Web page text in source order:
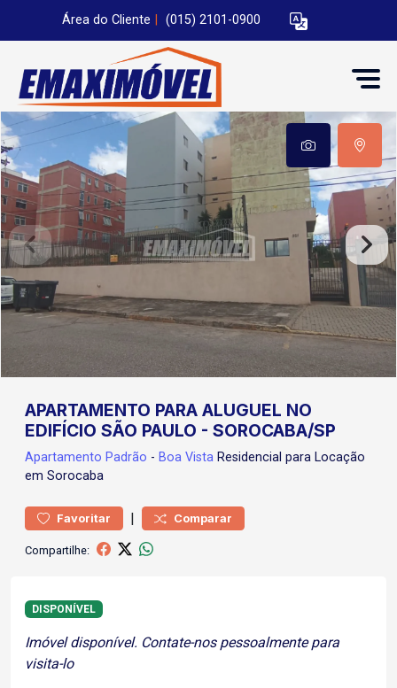
Área do Cliente (015) 2101-0900
APARTAMENTO PARA ALUGUEL NO
EDIFÍCIO SÃO PAULO - SOROCABA/SP
Apartamento Padrão - Boa Vista Residencial para Locação
em Sorocaba
Favoritar | Comparar
Compartilhe:
DISPONÍVEL
Imóvel disponível. Contate-nos pessoalmente para
visita-lo